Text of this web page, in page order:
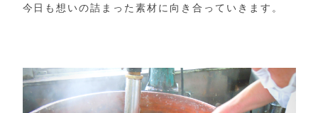
今日も想いの詰まった素材に向き合っていきます。